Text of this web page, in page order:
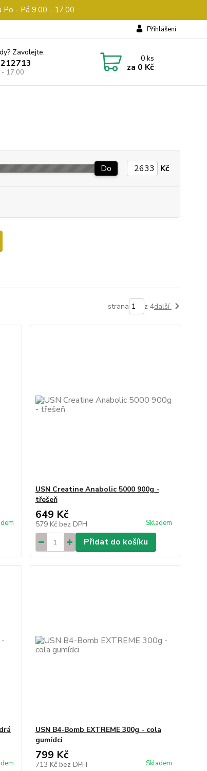
- Pá 9.00 - 17.00
Přihlášení
Zavolejte.
- 17.00
0ks
za 0 Kč
Do Kč
strana z 4další
USN Creatine Anabolic 5000 900g -
třešeň
649 Kč
579 Kč bez DPH Skladem
Přidat do košíku
USN B4-Bomb EXTREME 300g - cola
gumídci
799 Kč
713 Kč bez DPH Skladem